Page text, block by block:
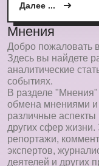
Далее ...
Мнения
Добро пожаловать
Здесь вы найдете
аналитические
событиях.
В разделе
обмена мнениями и
различные аспекты
других сфер жизни.
репортажи,
экспертов,
деятелей и других